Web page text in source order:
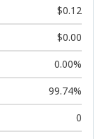
$0.12
$0.00
0.00%
99.74%
0